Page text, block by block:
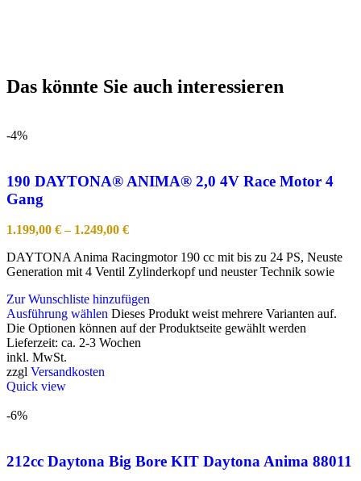
Das könnte Sie auch interessieren
-4%
190 DAYTONA® ANIMA® 2,0 4V Race Motor 4
Gang
1.199,00 €– 1.249,00 €
DAYTONA Anima Racingmotor 190 cc mit bis zu 24 PS, Neuste
Generation mit 4 Ventil Zylinderkopf und neuster Technik sowie
Zur Wunschliste hinzufügen
Ausführung wählen Dieses Produkt weist mehrere Varianten auf.
Die Optionen können auf der Produktseite gewählt werden
Lieferzeit: ca. 2-3 Wochen
inkl. MwSt.
zzgl Versandkosten
Quick view
-6%
212cc Daytona Big Bore KIT Daytona Anima 88011